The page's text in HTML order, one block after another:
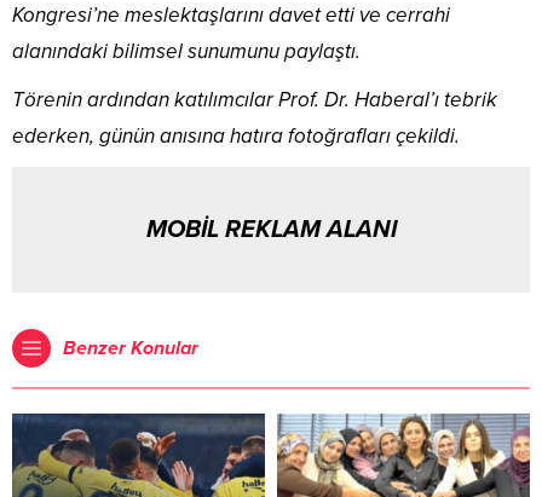
Kongresi’ne meslektaşlarını davet etti ve cerrahi
alanındaki bilimsel sunumunu paylaştı.
Törenin ardından katılımcılar Prof. Dr. Haberal’ı tebrik
ederken, günün anısına hatıra fotoğrafları çekildi.
MOBİL REKLAM ALANI
Benzer Konular